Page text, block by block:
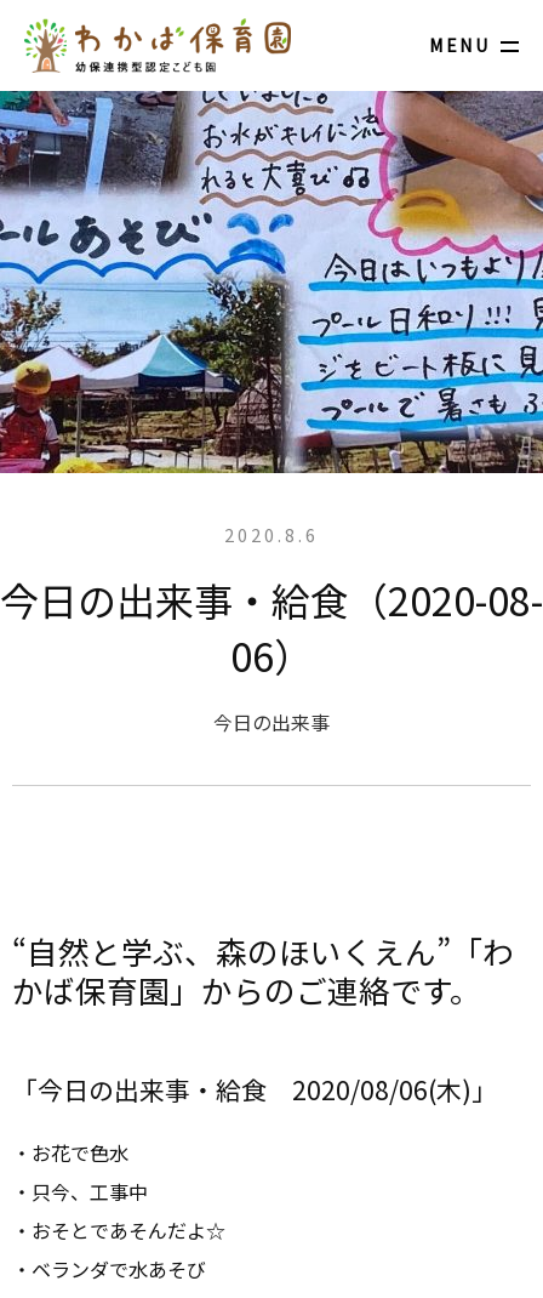
MENU
2020.8.6
今日の出来事・給食（2020-08-
06）
今日の出来事
“自然と学ぶ、森のほいくえん”「わ
かば保育園」からのご連絡です。
「今日の出来事・給食 2020/08/06(木)」
・お花で色水
・只今、工事中
・おそとであそんだよ☆
・ベランダで水あそび